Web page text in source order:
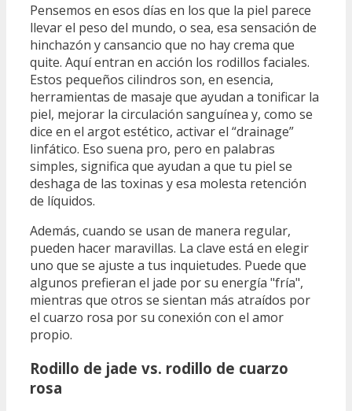
Pensemos en esos días en los que la piel parece
llevar el peso del mundo, o sea, esa sensación de
hinchazón y cansancio que no hay crema que
quite. Aquí entran en acción los rodillos faciales.
Estos pequeños cilindros son, en esencia,
herramientas de masaje que ayudan a tonificar la
piel, mejorar la circulación sanguínea y, como se
dice en el argot estético, activar el “drainage”
linfático. Eso suena pro, pero en palabras
simples, significa que ayudan a que tu piel se
deshaga de las toxinas y esa molesta retención
de líquidos.
Además, cuando se usan de manera regular,
pueden hacer maravillas. La clave está en elegir
uno que se ajuste a tus inquietudes. Puede que
algunos prefieran el jade por su energía "fría",
mientras que otros se sientan más atraídos por
el cuarzo rosa por su conexión con el amor
propio.
Rodillo de jade vs. rodillo de cuarzo
rosa